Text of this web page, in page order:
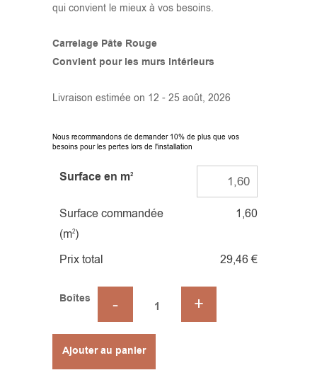
qui convient le mieux à vos besoins.
Carrelage Pâte Rouge
Convient pour les murs intérieurs
Livraison estimée on 12 - 25 août, 2026
Nous recommandons de demander 10% de plus que vos
besoins pour les pertes lors de l'installation
Surface en m2
Surface commandée
(m2)
1,60
Prix total 29,46 €
Boîtes
Ajouter au panier